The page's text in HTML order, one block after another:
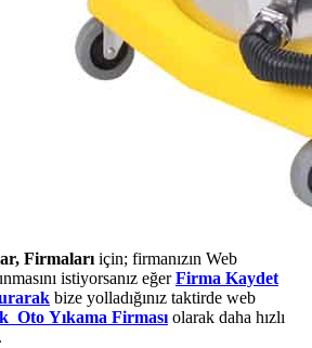
Firmalarıiçin; firmanızın Web
istiyorsanız eğerFirma Kaydet
bize yolladığınız taktirde web
Oto Yıkama Firmasıolarak daha hızlı